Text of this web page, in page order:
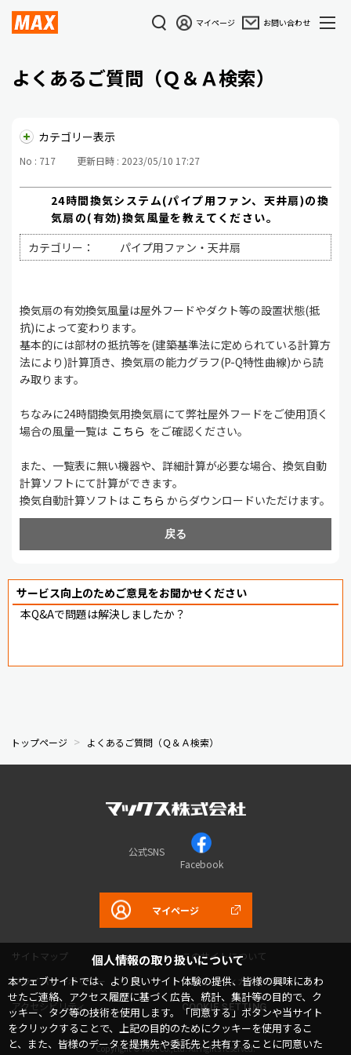
マイページ お問い合わせ
よくあるご質問（Ｑ＆Ａ検索）
個人情報の取り扱いについて
本ウェブサイトでは、より良いサイト体験の提供、皆様の興味にあわ
せたご連絡、アクセス履歴に基づく広告、統計、集計等の目的で、ク
ッキー、タグ等の技術を使用します。「同意する」ボタンや当サイト
をクリックすることで、上記の目的のためにクッキーを使用するこ
と、また、皆様のデータを提携先や委託先と共有することに同意いた
カテゴリー表示
No : 717 更新日時 : 2023/05/10 17:27
24時間換気システム(パイプ用ファン、天井扇)の換
気扇の(有効)換気風量を教えてください。
カテゴリー：
パイプ用ファン・天井扇
換気扇の有効換気風量は屋外フードやダクト等の設置状態(抵
抗)によって変わります。
基本的には部材の抵抗等を(建築基準法に定められている計算方
法により)計算頂き、換気扇の能力グラフ(P-Q特性曲線)から読
み取ります。
ちなみに24時間換気用換気扇にて弊社屋外フードをご使用頂く
場合の風量一覧は こちら をご確認ください。
また、一覧表に無い機器や、詳細計算が必要な場合、換気自動
計算ソフトにて計算ができます。
換気自動計算ソフトは こちら からダウンロードいただけます。
戻る
サービス向上のためご意見をお聞かせください
本Q&Aで問題は解決しましたか？
トップページ よくあるご質問（Ｑ＆Ａ検索）
公式SNS
Facebook
マイページ
サイトマップ
このサイトについて
プライバシーポリシー
コミュニティガイドライン
アクセシビリティ
COOKIE SETTING
Copyright © MAX Co.,Ltd. All rights reserved.